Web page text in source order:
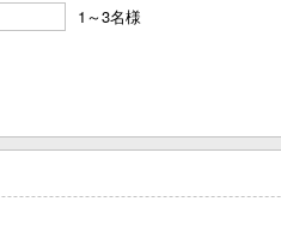
1～3名様